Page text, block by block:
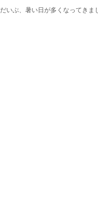
だいぶ、暑い日が多くなってき